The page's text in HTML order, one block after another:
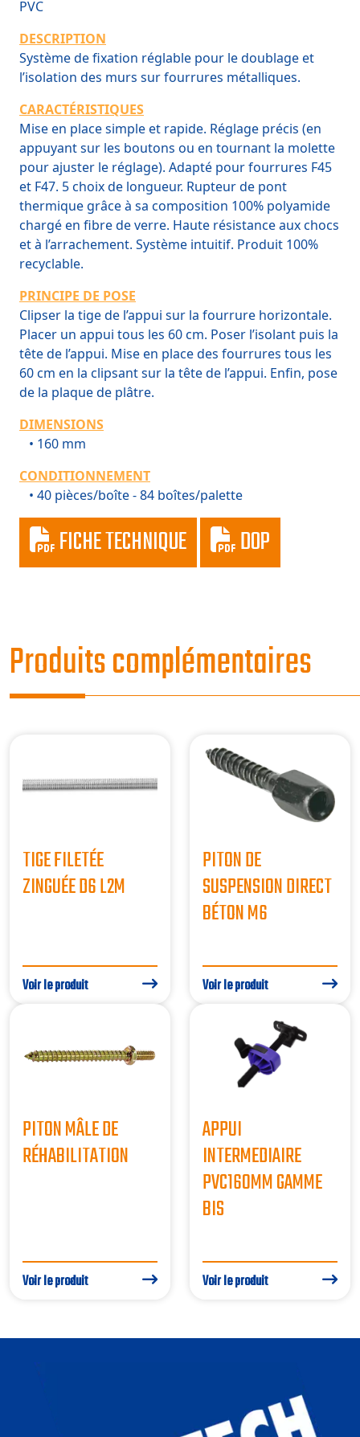
PVC
DESCRIPTION
Système de fixation réglable pour le doublage et
l’isolation des murs sur fourrures métalliques.
CARACTÉRISTIQUES
Mise en place simple et rapide. Réglage précis (en
appuyant sur les boutons ou en tournant la molette
pour ajuster le réglage). Adapté pour fourrures F45
et F47. 5 choix de longueur. Rupteur de pont
thermique grâce à sa composition 100% polyamide
chargé en fibre de verre. Haute résistance aux chocs
et à l’arrachement. Système intuitif. Produit 100%
recyclable.
PRINCIPE DE POSE
Clipser la tige de l’appui sur la fourrure horizontale.
Placer un appui tous les 60 cm. Poser l’isolant puis la
tête de l’appui. Mise en place des fourrures tous les
60 cm en la clipsant sur la tête de l’appui. Enfin, pose
de la plaque de plâtre.
DIMENSIONS
• 160 mm
CONDITIONNEMENT
• 40 pièces/boîte - 84 boîtes/palette
FICHE TECHNIQUE DOP
Produits complémentaires
TIGE FILETÉE
ZINGUÉE D6 L2M
Voir le produit
PITON DE
SUSPENSION DIRECT
BÉTON M6
Voir le produit
PITON MÂLE DE
RÉHABILITATION
Voir le produit
APPUI
INTERMEDIAIRE
PVC160MM GAMME
BIS
Voir le produit